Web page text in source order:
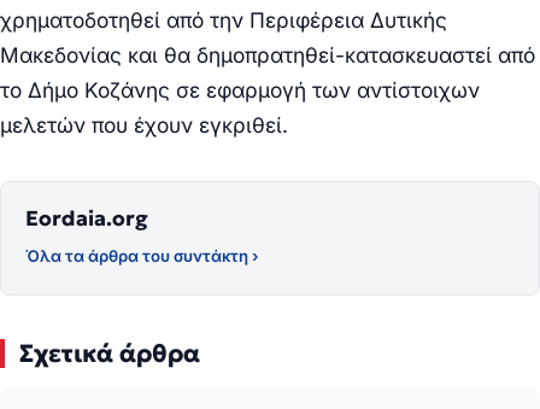
χρηματοδοτηθεί από την Περιφέρεια Δυτικής
Μακεδονίας και θα δημοπρατηθεί-κατασκευαστεί από
το Δήμο Κοζάνης σε εφαρμογή των αντίστοιχων
μελετών που έχουν εγκριθεί.
Eordaia.org
Όλα τα άρθρα του συντάκτη ›
Σχετικά άρθρα